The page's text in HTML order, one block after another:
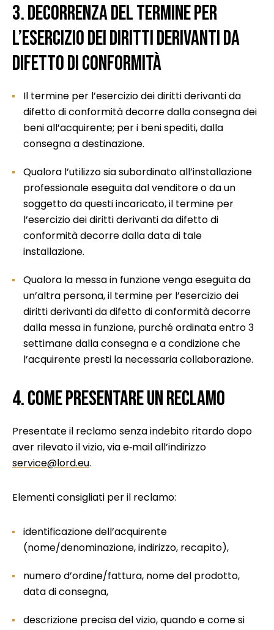
3. Decorrenza del termine per
l’esercizio dei diritti derivanti da
difetto di conformità
Il termine per l’esercizio dei diritti derivanti da
difetto di conformità decorre dalla consegna dei
beni all’acquirente; per i beni spediti, dalla
consegna a destinazione.
Qualora l’utilizzo sia subordinato all’installazione
professionale eseguita dal venditore o da un
soggetto da questi incaricato, il termine per
l’esercizio dei diritti derivanti da difetto di
conformità decorre dalla data di tale
installazione.
Qualora la messa in funzione venga eseguita da
un’altra persona, il termine per l’esercizio dei
diritti derivanti da difetto di conformità decorre
dalla messa in funzione, purché ordinata entro 3
settimane dalla consegna e a condizione che
l’acquirente presti la necessaria collaborazione.
4. Come presentare un reclamo
Presentate il reclamo senza indebito ritardo dopo
aver rilevato il vizio, via e‑mail all’indirizzo
service@lord.eu.
Elementi consigliati per il reclamo:
identificazione dell’acquirente
(nome/denominazione, indirizzo, recapito),
numero d’ordine/fattura, nome del prodotto,
data di consegna,
descrizione precisa del vizio, quando e come si